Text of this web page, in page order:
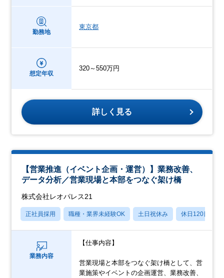
勤務地
東京都
想定年収
320～550万円
詳しく見る
【営業推進（イベント企画・運営）】業務改善、
データ分析／営業現場と本部をつなぐ架け橋
株式会社レオパレス21
正社員採用 職種・業界未経験OK 土日祝休み 休日120日以上
業務内容
【仕事内容】
営業現場と本部をつなぐ架け橋として、営
業施策やイベントの企画運営、業務改善、